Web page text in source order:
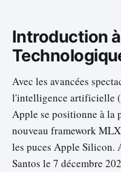
Introduction
Avec les avancées
l'intelligence artificielle
Apple se positionne à la
nouveau framework
les puces Apple Silicon.
Santos le 7 décembre